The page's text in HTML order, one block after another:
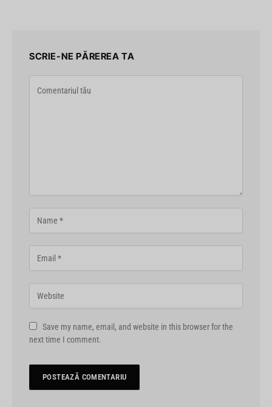
SCRIE-NE PĂREREA TA
Save my name, email, and website in this browser for the
next time I comment.